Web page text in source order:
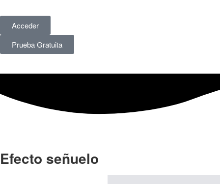
Acceder
Prueba Gratuita
Efecto señuelo